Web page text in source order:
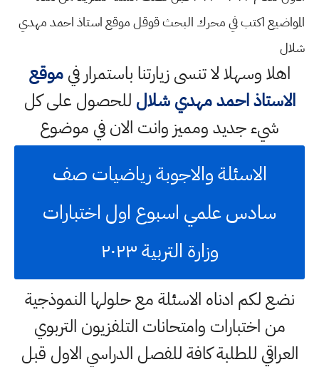
المواضيع اكتب في محرك البحث قوقل موقع استاذ احمد مهدي
شلال
اهلا وسهلالا تنسى زيارتنا باستمرار فيموقع
الاستاذ احمد مهدي شلال للحصول على كل
شيء جديد ومميز وانت الان في موضوع
الاسئلة والاجوبة رياضيات صف
سادس علمي اسبوع اول اختبارات
وزارة التربية ٢٠٢٣
نضع لكم ادناه الاسئلة مع حلولها النموذجية
من اختبارات وامتحانات التلفزيون التربوي
العراقي للطلبة كافة للفصل الدراسي الاول قبل